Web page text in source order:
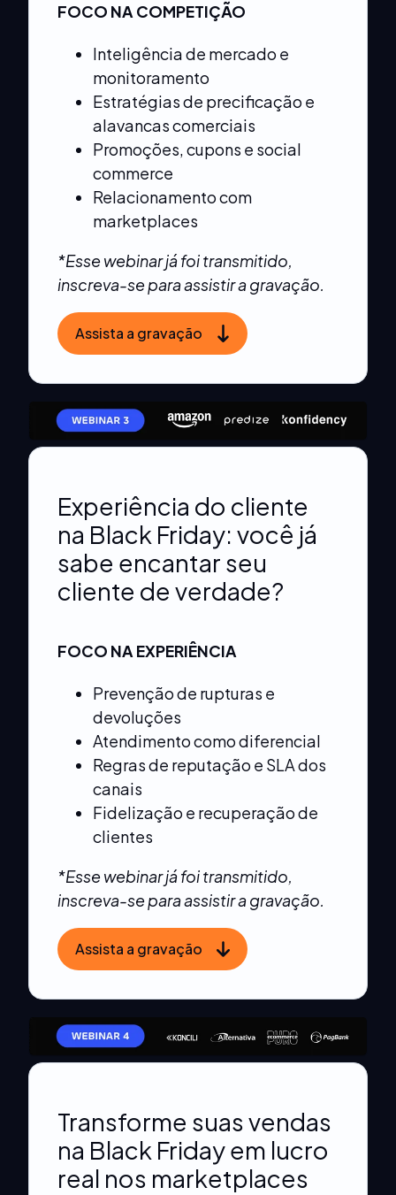
FOCO NA COMPETIÇÃO
Inteligência de mercado e
monitoramento
Estratégias de precificação e
alavancas comerciais
Promoções, cupons e social
commerce
Relacionamento com
marketplaces
*Esse webinar já foi transmitido,
inscreva-se para assistir a gravação.
Assista a gravação
Experiência do cliente
na Black Friday: você já
sabe encantar seu
cliente de verdade?
FOCO NA EXPERIÊNCIA
Prevenção de rupturas e
devoluções
Atendimento como diferencial
Regras de reputação e SLA dos
canais
Fidelização e recuperação de
clientes
*Esse webinar já foi transmitido,
inscreva-se para assistir a gravação.
Assista a gravação
Transforme suas vendas
na Black Friday em lucro
real nos marketplaces